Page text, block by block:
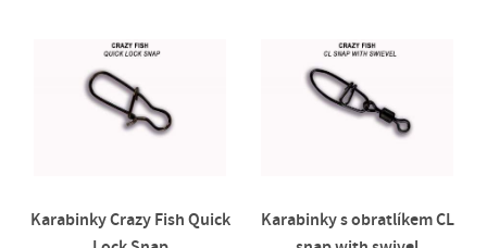
Karabinky Crazy Fish Quick
Karabinky s obratlíkem CL